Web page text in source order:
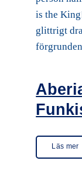
Läs mer